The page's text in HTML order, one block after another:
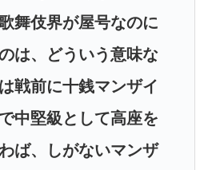
舞伎界が屋号なのに
は、どういう意味な
戦前に十銭マンザイ
中堅級として高座を
ば、しがないマンザ